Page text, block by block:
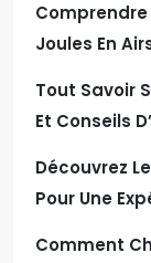
Comprendre
Joules En
Tout Savoir
Et Conseils
Découvrez
Pour Une
Comment